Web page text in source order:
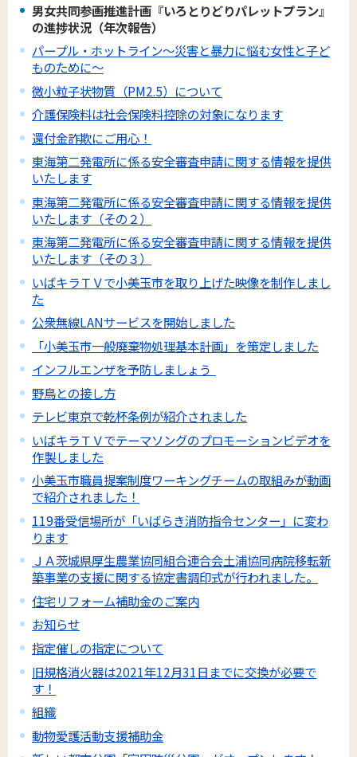
男女共同参画推進計画『いろとりどりパレットプラン』
の進捗状況（年次報告）
パープル・ホットライン～災害と暴力に悩む女性と子ど
ものために～
微小粒子状物質（PM2.5）について
介護保険料は社会保険料控除の対象になります
還付金詐欺にご用心！
東海第二発電所に係る安全審査申請に関する情報を提供
いたします
東海第二発電所に係る安全審査申請に関する情報を提供
いたします（その２）
東海第二発電所に係る安全審査申請に関する情報を提供
いたします（その３）
いばキラＴＶで小美玉市を取り上げた映像を制作しまし
た
公衆無線LANサービスを開始しました
「小美玉市一般廃棄物処理基本計画」を策定しました
インフルエンザを予防しましょう
野鳥との接し方
テレビ東京で乾杯条例が紹介されました
いばキラＴＶでテーマソングのプロモーションビデオを
作製しました
小美玉市職員提案制度ワーキングチームの取組みが動画
で紹介されました！
119番受信場所が「いばらき消防指令センター」に変わ
ります
ＪＡ茨城県厚生農業協同組合連合会土浦協同病院移転新
築事業の支援に関する協定書調印式が行われました。
住宅リフォーム補助金のご案内
お知らせ
指定催しの指定について
旧規格消火器は2021年12月31日までに交換が必要で
す！
組織
動物愛護活動支援補助金